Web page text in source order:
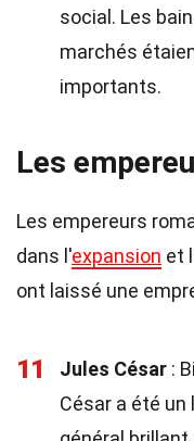
social. Les
marchés
importants.
Les
Les empereurs
dans l'expansion et
ont laissé une
11 Jules César :
César a été